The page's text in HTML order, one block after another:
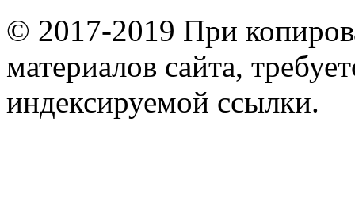
© 2017-2019 При
материалов сайта,
индексируемой ссылки.